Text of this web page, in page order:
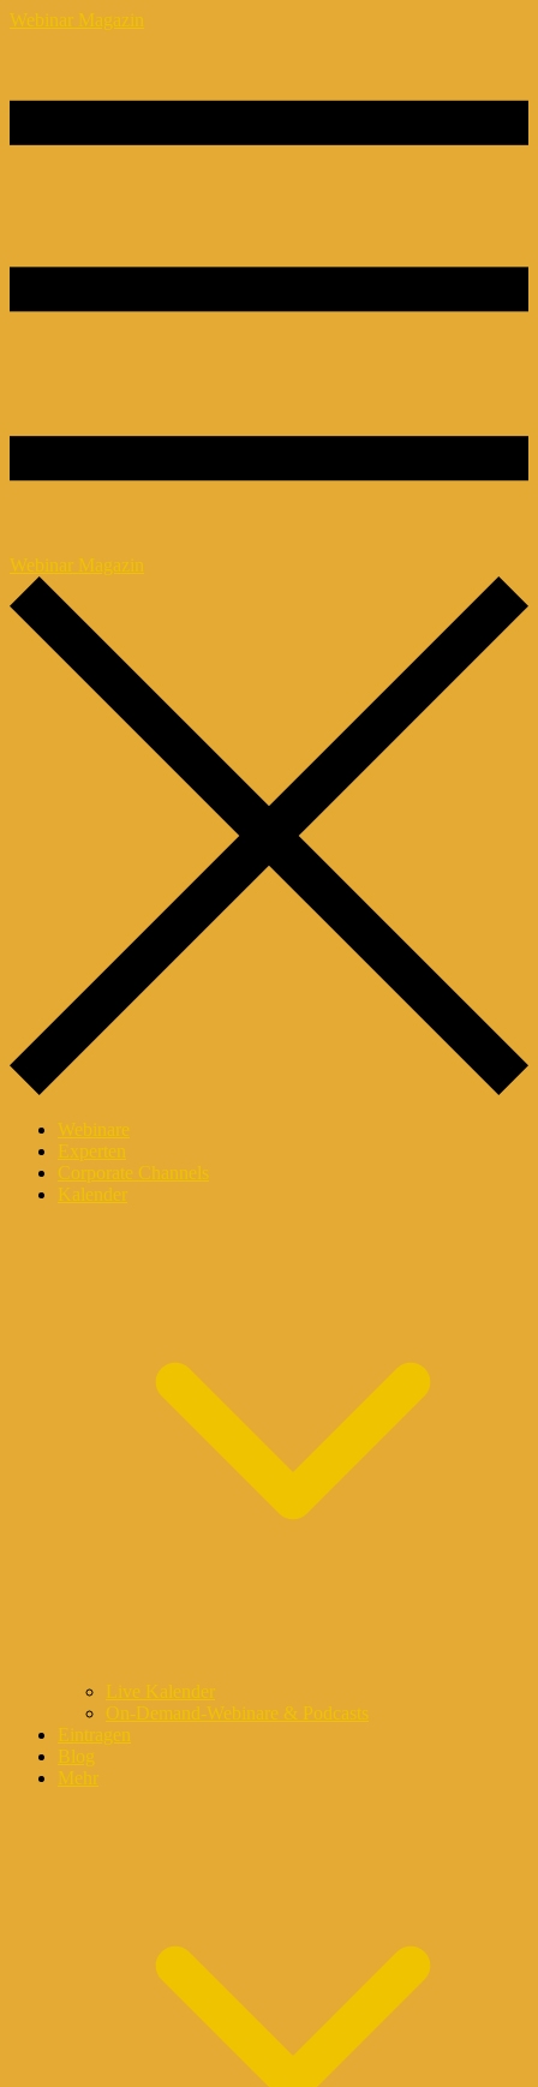
Webinar Magazin
Webinar Magazin
Webinare
Experten
Corporate Channels
Kalender
Live Kalender
On-Demand-Webinare & Podcasts
Eintragen
Blog
Mehr